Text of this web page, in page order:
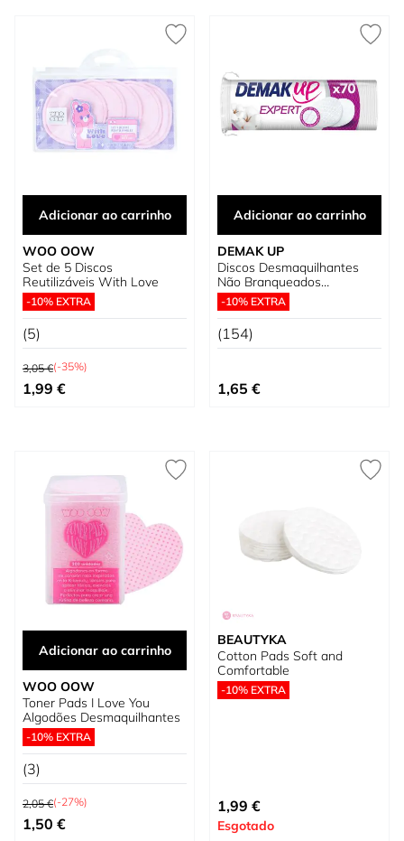
Adicionar ao carrinho
WOO OOW
Set de 5 Discos
Reutilizáveis With Love
-10% EXTRA
(5)
Preço Normal
3,05 €(-35%)
Preço Especial
1,99 €
Adicionar ao carrinho
DEMAK UP
Discos Desmaquilhantes
Não Branqueados
Demak'Up Expert Round
-10% EXTRA
(154)
1,65 €
Adicionar ao carrinho
WOO OOW
Toner Pads I Love You
Algodões Desmaquilhantes
-10% EXTRA
(3)
Preço Normal
2,05 €(-27%)
Preço Especial
1,50 €
BEAUTYKA
Cotton Pads Soft and
Comfortable
-10% EXTRA
1,99 €
Esgotado